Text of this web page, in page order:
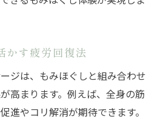
かす疲労回復法
ジは、もみほぐしと組み合わせ
高まります。例えば、全身の筋
進やコリ解消が期待できます。